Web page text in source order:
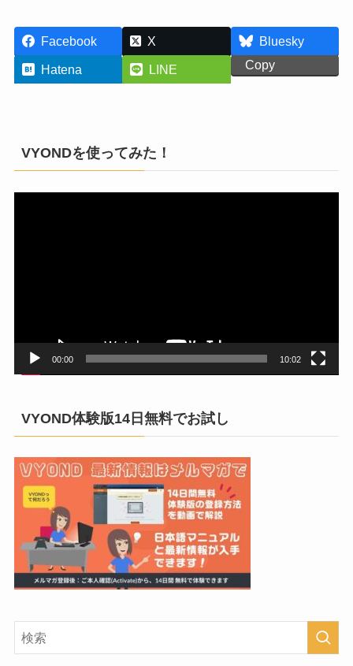
Facebook X
Bluesky
Hatena
LINE Copy
VYONDを使ってみた！
00:00 10:02
VYOND体験版14日無料でお試し